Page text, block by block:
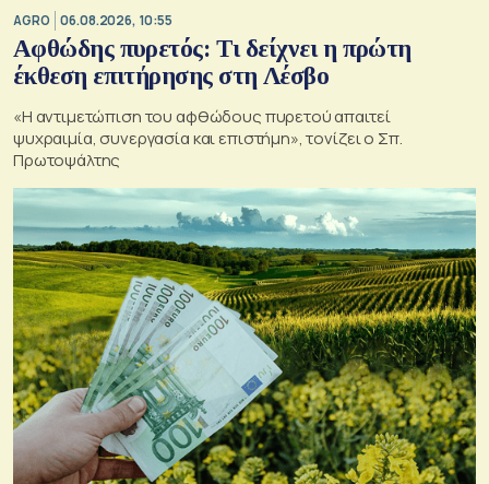
AGRO 06.08.2026, 10:55
Αφθώδης πυρετός: Τι δείχνει η πρώτη
έκθεση επιτήρησης στη Λέσβο
«Η αντιμετώπιση του αφθώδους πυρετού απαιτεί
ψυχραιμία, συνεργασία και επιστήμη», τονίζει ο Σπ.
Πρωτοψάλτης